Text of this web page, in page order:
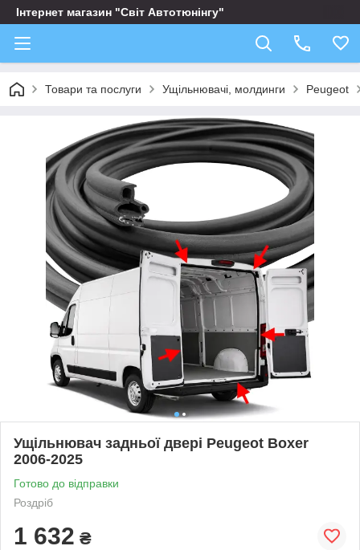
Інтернет магазин "Світ Автотюнінгу"
Товари та послуги Ущільнювачі, молдинги Peugeot
Ущільнювач задньої двері Peugeot Boxer
2006-2025
Готово до відправки
Роздріб
1 632 ₴